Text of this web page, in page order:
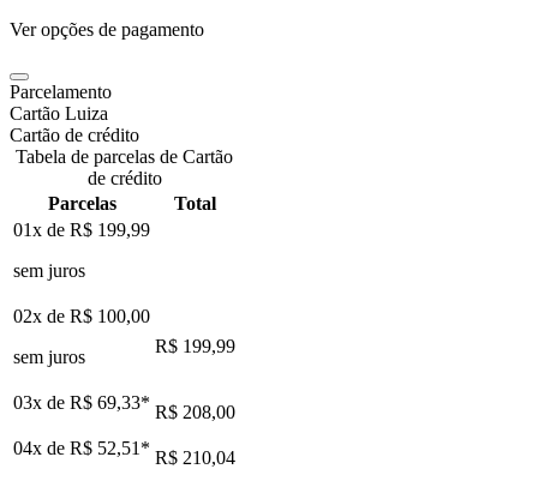
Ver opções de pagamento
Parcelamento
Cartão Luiza
Cartão de crédito
Tabela de parcelas de Cartão
de crédito
Parcelas
Total
01x de R$ 199,99
sem juros
02x de R$ 100,00
sem juros
R$ 199,99
03x de R$ 69,33* R$ 208,00
04x de R$ 52,51 * R$ 210,04